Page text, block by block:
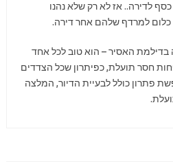
לדירה.. אז לא רק שלא נהנו
כלום למרדף שלהם אחר דירה.
בדילמת האסיר – הוא טוב לכל אחד
חסר תועלת, כפיתרון שכל הצדדים
פתרון כולל לבעיית הדיור, המלצה